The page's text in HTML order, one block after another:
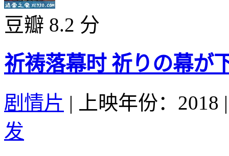
豆瓣 8.2 分
祈祷落幕时 祈りの幕が
剧情片 | 上映年份：2018 |
发